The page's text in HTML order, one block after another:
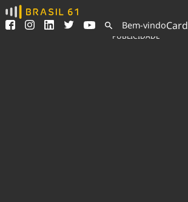
Ver todas as notícias
Podcasts
Bem-vindo
PUBLICIDADE